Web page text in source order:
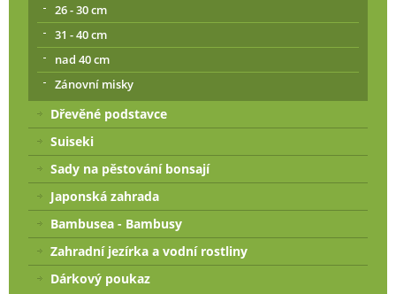
26 - 30 cm
31 - 40 cm
nad 40 cm
Zánovní misky
Dřevěné podstavce
Suiseki
Sady na pěstování bonsají
Japonská zahrada
Bambusea - Bambusy
Zahradní jezírka a vodní rostliny
Dárkový poukaz